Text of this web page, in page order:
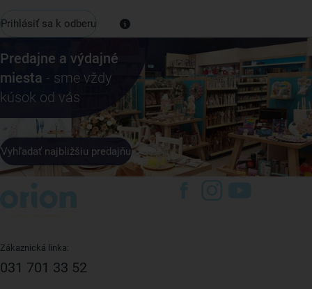
Prihlásiť sa k odberu
Predajne a výdajné
miesta - sme vždy
kúsok od vás
Vyhľadať najbližšiu predajňu
Zákaznická linka:
031 701 33 52